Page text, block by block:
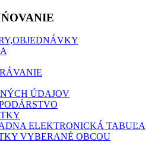
ÚDAJOV
ELEKTRONICKÁ TABUĽA
VYBERANÉ OBCOU